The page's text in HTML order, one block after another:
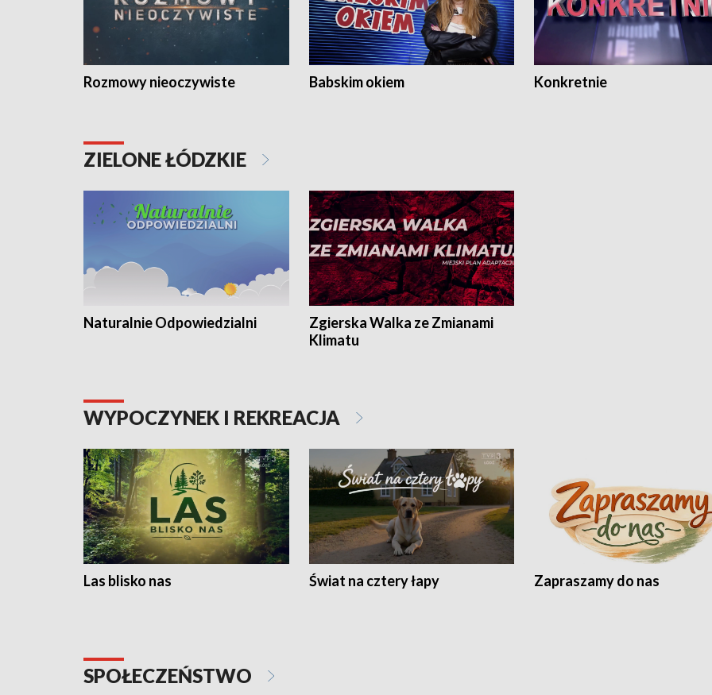
Rozmowy nieoczywiste Babskim okiem Konkretnie
ZIELONE ŁÓDZKIE
Naturalnie Odpowiedzialni
Zgierska Walka ze Zmianami
Klimatu
WYPOCZYNEK I REKREACJA
Las blisko nas Świat na cztery łapy Zapraszamy do nas
SPOŁECZEŃSTWO